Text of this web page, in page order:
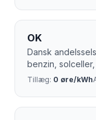
OK
Dansk
benzin,
Tillæg: 0 øre/kWh